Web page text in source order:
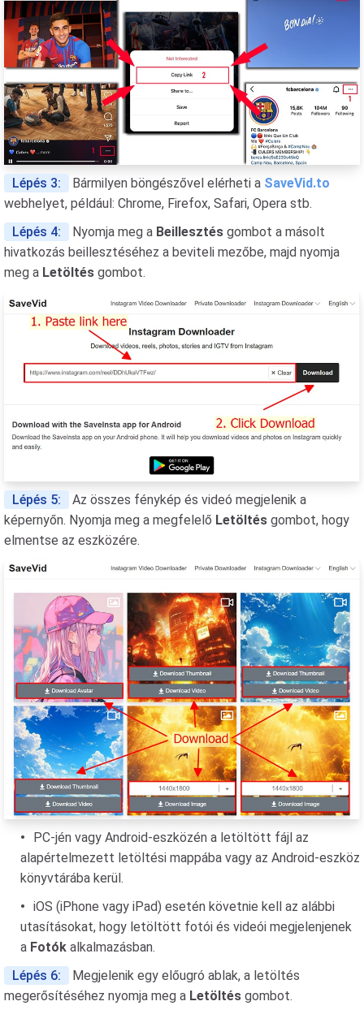
Lépés 3: Bármilyen böngészővel elérheti a SaveVid.to
webhelyet, például: Chrome, Firefox, Safari, Opera stb.
Lépés 4:
Nyomja meg a Beillesztés gombot a másolt
hivatkozás beillesztéséhez a beviteli mezőbe, majd nyomja
meg a Letöltés gombot.
Lépés 5:
Az összes fénykép és videó megjelenik a
képernyőn. Nyomja meg a megfelelő Letöltés gombot, hogy
elmentse az eszközére.
PC-jén vagy Android-eszközén a letöltött fájl az
alapértelmezett letöltési mappába vagy az Android-eszköz
könyvtárába kerül.
iOS (iPhone vagy iPad) esetén követnie kell az alábbi
utasításokat, hogy letöltött fotói és videói megjelenjenek
a Fotók alkalmazásban.
Lépés 6:
Megjelenik egy előugró ablak, a letöltés
megerősítéséhez nyomja meg a Letöltés gombot.